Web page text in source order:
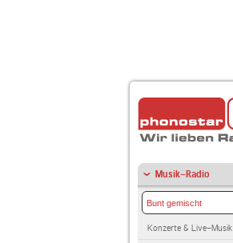
Musik-Radio
Bunt gemischt
Konzerte & Live-Musik